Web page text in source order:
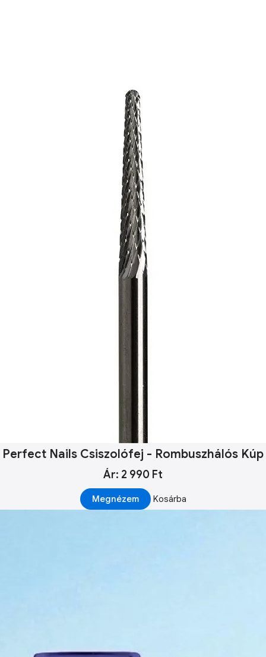
Perfect Nails Csiszolófej - Rombuszhálós Kúp
Ár: 2 990 Ft
Megnézem Kosárba